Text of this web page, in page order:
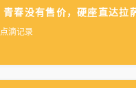
青春没有售价，硬座直达拉
点滴记录